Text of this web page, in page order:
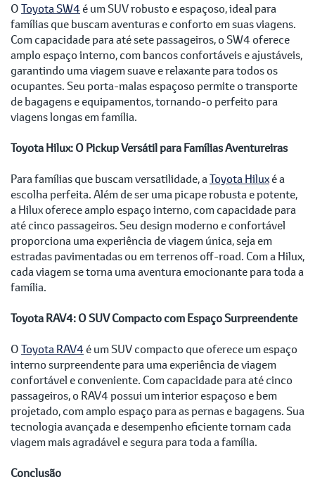
OToyota SW4 é um SUV robusto e espaçoso, ideal para
famílias que buscam aventuras e conforto em suas viagens.
Com capacidade para até sete passageiros, o SW4 oferece
amplo espaço interno, com bancos confortáveis e ajustáveis,
garantindo uma viagem suave e relaxante para todos os
ocupantes. Seu porta-malas espaçoso permite o transporte
de bagagens e equipamentos, tornando-o perfeito para
viagens longas em família.
Toyota Hilux: O Pickup Versátil para Famílias Aventureiras
Para famílias que buscam versatilidade, aToyota Hiluxé a
escolha perfeita. Além de ser uma picape robusta e potente,
a Hilux oferece amplo espaço interno, com capacidade para
até cinco passageiros. Seu design moderno e confortável
proporciona uma experiência de viagem única, seja em
estradas pavimentadas ou em terrenos off-road. Com a Hilux,
cada viagem se torna uma aventura emocionante para toda a
família.
Toyota RAV4: O SUV Compacto com Espaço Surpreendente
OToyota RAV4 é um SUV compacto que oferece um espaço
interno surpreendente para uma experiência de viagem
confortável e conveniente. Com capacidade para até cinco
passageiros, o RAV4 possui um interior espaçoso e bem
projetado, com amplo espaço para as pernas e bagagens. Sua
tecnologia avançada e desempenho eficiente tornam cada
viagem mais agradável e segura para toda a família.
Conclusão